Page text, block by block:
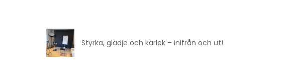
Styrka, glädje och kärlek – inifrån och ut!